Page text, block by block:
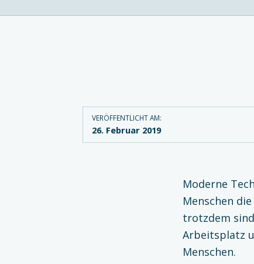
VERÖFFENTLICHT AM:
26. Februar 2019
Moderne
Menschen
trotzdem
Arbeitsplatz
Menschen.